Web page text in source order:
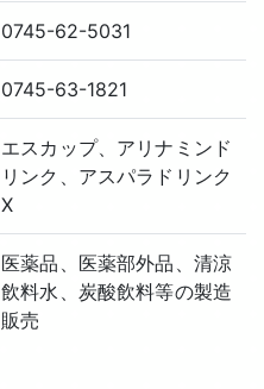
0745-62-5031
0745-63-1821
エスカップ、アリナミンド
リンク、アスパラドリンク
X
医薬品、医薬部外品、清涼
飲料水、炭酸飲料等の製造
販売